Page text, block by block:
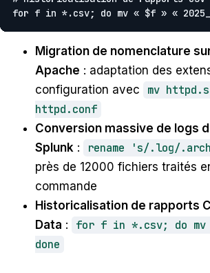
for f in *.csv; do mv « $f » «
Migration de nomenclature
Apache : adaptation des
configuration avec
mv
httpd.conf
Conversion massive de logs
Splunk : rename 's/.log/
près de 12000 fichiers traités
commande
Historicalisation de rapports
Data :
for f in *.csv; do mv
done